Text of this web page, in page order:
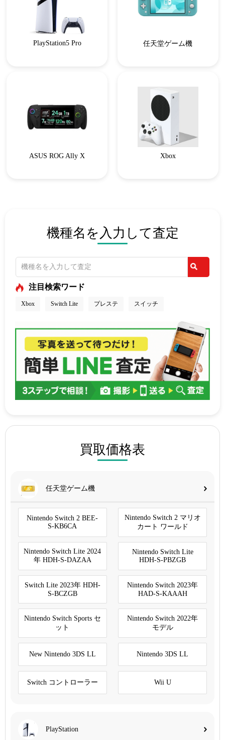
PlayStation5 Pro 任天堂ゲーム機
ASUS ROG Ally X Xbox
機種名を入力して査定
注目検索ワード
Xbox Switch Lite プレステ スイッチ
買取価格表
任天堂ゲーム機
Nintendo Switch 2 BEE-
S-KB6CA
Nintendo Switch 2 マリオ
カート ワールド
Nintendo Switch Lite 2024
年 HDH-S-DAZAA
Nintendo Switch Lite
HDH-S-PBZGB
Switch Lite 2023年 HDH-
S-BCZGB
Nintendo Switch 2023年
HAD-S-KAAAH
Nintendo Switch Sports セ
ット
Nintendo Switch 2022年
モデル
New Nintendo 3DS LL Nintendo 3DS LL
Switch コントローラー Wii U
PlayStation